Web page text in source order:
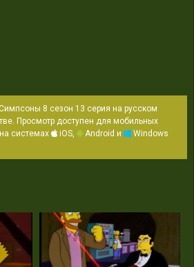
8 сезон 13 серия на русском
Просмотр доступен для мобильных
системах
iOS, Android и
Windows